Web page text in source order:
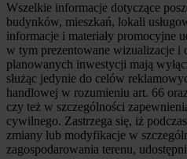
Wszelkie informacje dotyczące
budynków, mieszkań, lokali
informacje i materiały promocyjne
w tym prezentowane wizualizacje i
planowanych inwestycji mają
służąc jedynie do celów
handlowej w rozumieniu art. 66
czy też w szczególności
cywilnego. Zastrzega się, iż
zmiany lub modyfikacje w
zagospodarowania terenu,